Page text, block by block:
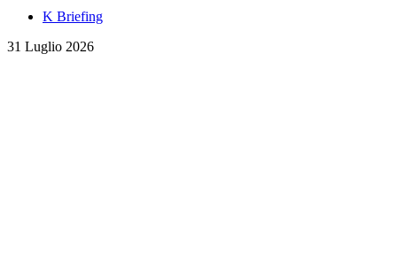
K Briefing
31 Luglio 2026